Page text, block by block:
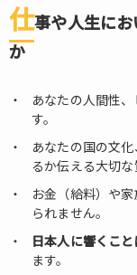
の目
標を
い。
1.4.
あな
強み
と弱
みは
仕事や人生に
か
あなたの人間性
す。
あなたの国の文
るか伝える大切な
お金（給料）や
られません。
日本人に響くこと
ます。